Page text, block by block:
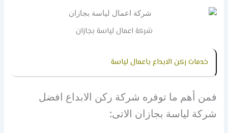
شركة اعمال لياسة بجازان
خدمات ركن الابداع باعمال لياسة
فمن أهم ما توفره شركة ركن الابداع افضل
شركة لياسة بجازان الاتى: